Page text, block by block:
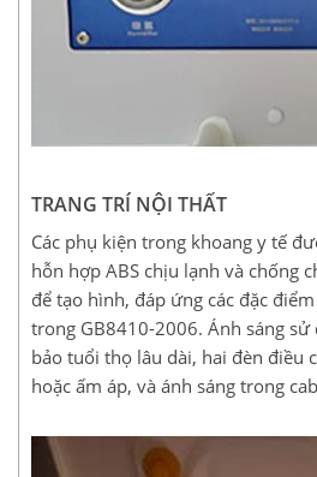
TRANG TRÍ NỘI THẤT
Các phụ kiện trong khoang y tế
hỗn hợp ABS chịu lạnh và chống
để tạo hình, đáp ứng các đặc
trong GB8410-2006. Ánh sáng sử
bảo tuổi thọ lâu dài, hai đèn điều
hoặc ấm áp, và ánh sáng trong